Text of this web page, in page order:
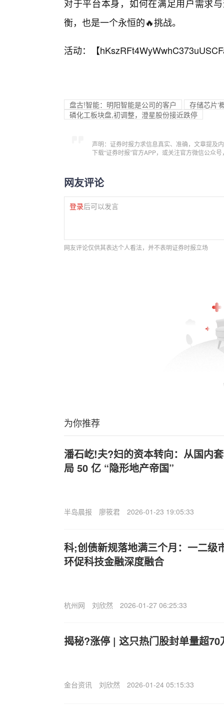
对于平台本身，如何在满足用户需求
衡，也是一个永恒的🔥挑战。
活动：【
盘古!智能：明阳智能是公司的客户
存储芯片‘
磷化工板块盘,初调整，澄星股份接近跌停
声明：证券时报力求信息真实、准确，文章提及
下载“证券时报”官方APP，或关注官方微信公众
网友评论
登录后可以发言
网友评论仅供其表达个人看法，并不表明证券时报立场
为你推荐
潘石屹!夫?妇的资本转向：从国内
局 50 亿 “隐形地产帝国”
半岛晨报 廖筱君 2026-01-23 19:05:33
科;创债新规落地满三个月：一二级
环促科技金融深度融合
杭州网 刘欣然 2026-01-27 06:25:33
揭秘?涨停 | 这只热门股封单量超70
金台资讯 刘欣然 2026-01-24 05:15:33